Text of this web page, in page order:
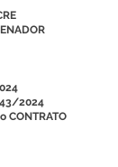
2024
CONTRATO